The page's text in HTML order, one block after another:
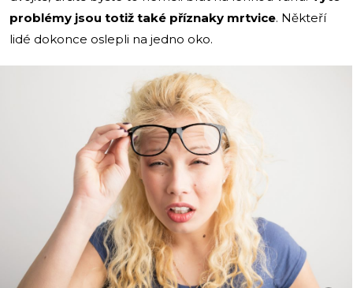
problémy jsou totiž také příznaky mrtvice. Někteří
lidé dokonce oslepli na jedno oko.